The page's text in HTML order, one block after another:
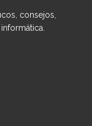
consejos,